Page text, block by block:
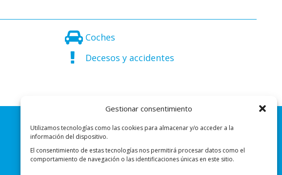
Gestionar consentimiento
Utilizamos tecnologías como las cookies para almacenar y/o acceder a la
información del dispositivo.
El consentimiento de estas tecnologías nos permitirá procesar datos como el
comportamiento de navegación o las identificaciones únicas en este sitio.
Coches
Decesos y accidentes